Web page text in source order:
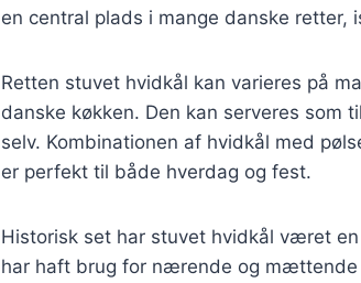
en central plads i mange danske retter,
Retten stuvet hvidkål kan varieres på
danske køkken. Den kan serveres som
selv. Kombinationen af hvidkål med
er perfekt til både hverdag og fest.
Historisk set har stuvet hvidkål været
har haft brug for nærende og mættende